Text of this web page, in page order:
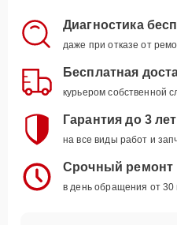
Диагностика
даже при отказе от
Бесплатная
курьером собственной
Гарантия до 3 лет
на все виды работ и
Срочный ремонт
в день обращения от 30